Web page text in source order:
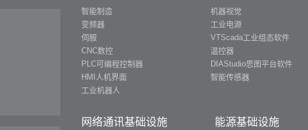
智能制造
变频器
伺服
CNC数控
PLC可编程控制器
HMI人机界面
工业机器人
机器视觉
工业电源
VTScada工业组态软件
温控器
DIAStudio思图平台软件
智能传感器
网络通讯基础设施 能源基础设施